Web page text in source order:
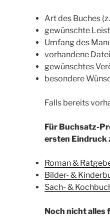
Art des Buches
gewünschte
Umfang des
vorhandene
gewünschtes
besondere
Falls bereits
Für Buchsatz-
ersten Eindruck
Roman &
Bilder- &
Sach- &
Noch nicht alles